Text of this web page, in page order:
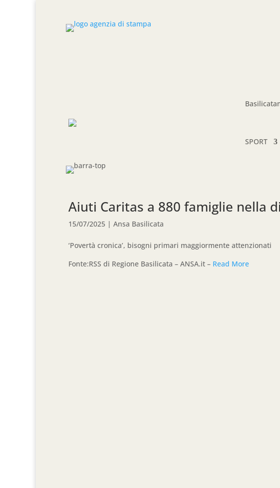
SPORT
Aiuti Caritas a 880 famiglie nella
15/07/2025 | Ansa Basilicata
‘Povertà cronica’, bisogni primari maggiormente attenzionati
Fonte:RSS di Regione Basilicata – ANSA.it – Read More